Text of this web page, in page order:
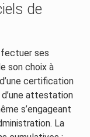
de
ses
son choix à
certification
attestation
s’engageant
La